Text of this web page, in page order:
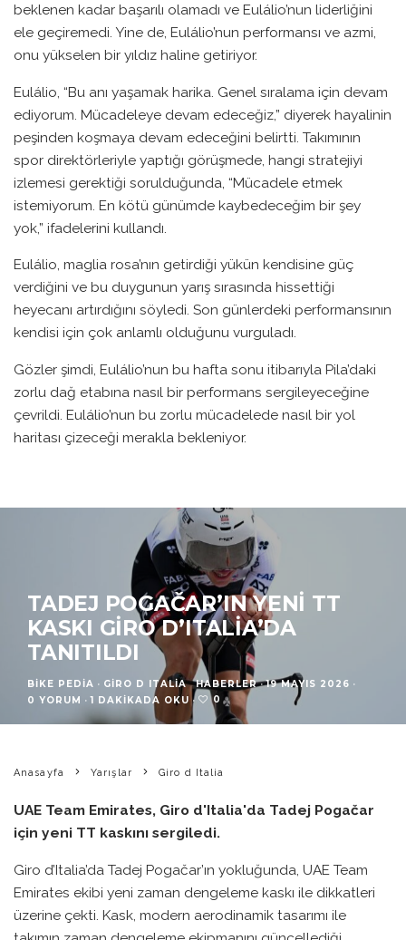
beklenen kadar başarılı olamadı ve Eulálio’nun liderliğini
ele geçiremedi. Yine de, Eulálio’nun performansı ve azmi,
onu yükselen bir yıldız haline getiriyor.
Eulálio, “Bu anı yaşamak harika. Genel sıralama için devam
ediyorum. Mücadeleye devam edeceğiz,” diyerek hayalinin
peşinden koşmaya devam edeceğini belirtti. Takımının
spor direktörleriyle yaptığı görüşmede, hangi stratejiyi
izlemesi gerektiği sorulduğunda, “Mücadele etmek
istemiyorum. En kötü günümde kaybedeceğim bir şey
yok,” ifadelerini kullandı.
Eulálio, maglia rosa’nın getirdiği yükün kendisine güç
verdiğini ve bu duygunun yarış sırasında hissettiği
heyecanı artırdığını söyledi. Son günlerdeki performansının
kendisi için çok anlamlı olduğunu vurguladı.
Gözler şimdi, Eulálio’nun bu hafta sonu itibarıyla Pila’daki
zorlu dağ etabına nasıl bir performans sergileyeceğine
çevrildi. Eulálio’nun bu zorlu mücadelede nasıl bir yol
haritası çizeceği merakla bekleniyor.
TADEJ POGAČAR’IN YENI TT
KASKI GIRO D’ITALIA’DA
TANITILDI
BIKE PEDIA · GIRO D ITALIA HABERLER · 19 MAYIS 2026 ·
0 YORUM · 1 DAKIKADA OKU · 0
Anasayfa Yarışlar Giro d Italia
UAE Team Emirates, Giro d'Italia'da Tadej Pogačar
için yeni TT kaskını sergiledi.
Giro d’Italia’da Tadej Pogačar’ın yokluğunda, UAE Team
Emirates ekibi yeni zaman dengeleme kaskı ile dikkatleri
üzerine çekti. Kask, modern aerodinamik tasarımı ile